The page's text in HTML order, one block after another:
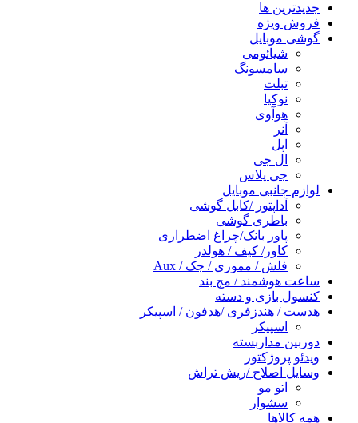
جدیدترین ها
فروش ویژه
گوشی موبایل
شیائومی
سامسونگ
تبلت
نوکیا
هوآوی
آنر
اپل
ال جی
جی پلاس
لوازم جانبی موبایل
آداپتور /کابل گوشی
باطری گوشی
پاور بانک/چراغ اضطراری
کاور/ کیف / هولدر
فلش / مموری / جک / Aux
ساعت هوشمند / مچ بند
کنسول بازی و دسته
هدست / هندزفری /هدفون / اسپیکر
اسپیکر
دوربین مداربسته
ویدئو پروژکتور
وسایل اصلاح /ریش تراش
اتو مو
سشوار
همه کالاها